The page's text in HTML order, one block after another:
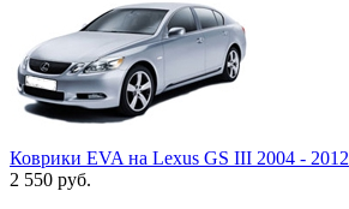
Коврики EVA на Lexus GS III 2004 - 2012
2 550 руб.